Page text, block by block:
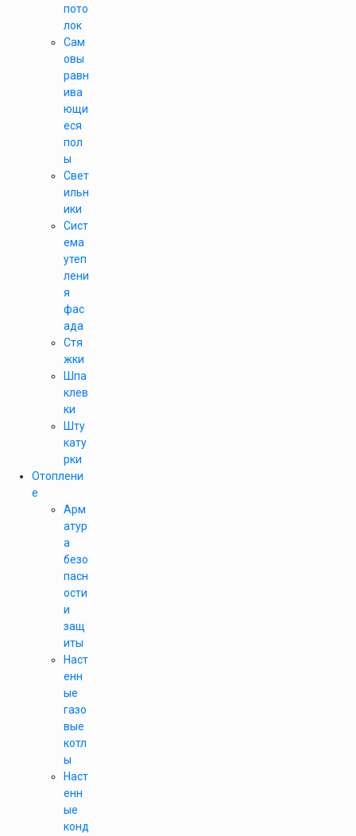
пото
лок
Сам
овы
равн
ива
ющи
еся
пол
ы
Свет
ильн
ики
Сист
ема
утеп
лени
я
фас
ада
Стя
жки
Шпа
клев
ки
Шту
кату
рки
Отоплени
е
Арм
атур
а
безо
пасн
ости
и
защ
иты
Наст
енн
ые
газо
вые
котл
ы
Наст
енн
ые
конд